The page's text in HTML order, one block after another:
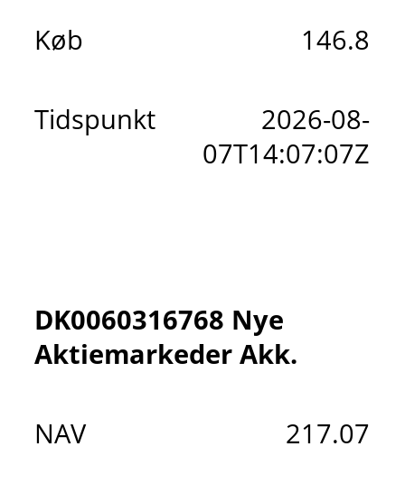
Køb 146.8
Tidspunkt
2026-08-
07T14:07:07Z
DK0060316768 Nye
Aktiemarkeder Akk.
NAV 217.07